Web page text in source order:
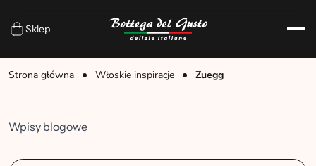
Sklep
Strona główna Włoskie inspiracje Zuegg
Wpisy blogowe